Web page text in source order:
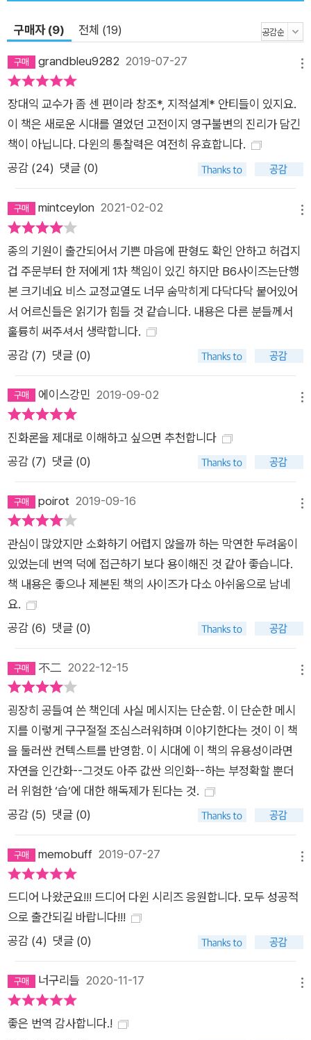
한 노력은 『종의 기원』 마지막 문장에서 살펴볼 수 있다. 처음에
몇몇 또는 하나의 형태로 숨결이 불어넣어진 생명이 불변의 중력
법칙에 따라 이 행성이 회전하는 동안 여러 가지 힘을 통해 그토
록 단순한 시작에서부터 가장 아름답고 경이로우며 한계가 없는
형태로 전개되어 왔고 지금도 전개되고 있다는, 생명에 대한 이런
시각에는 장엄함이 깃들어 있다. 수많은 진화론 책에서 인용되는
이 문장에서 ‘전개되다.’라고 번역되어 있는 원래 단어는 evoluti
on의 동사형인 evolve다. 『종의 기원』 초판에서 단 한 번, 그것
도 마지막 단어로 사용되고 있다. 우리나라에서 기존에 출간된 수
많은 판본들이 이 단어를 ‘진화’로 번역했다. 심지어 초판을 번역
한 판본도 그렇게 번역했다. 하지만 장대익 교수는 이것을 다윈의
원래 뜻을 따라 ‘전개’로 바로잡았다. 이 외에도 ‘생존 경쟁’으로
번역되던 struggle for existence를 ‘생존 투쟁’으로, 번역자마
다 온갖 다른 방식으로 번역되던 descent with modification를
‘변화를 동반한 계승’으로 다듬어 내는 등 진화학계의 정합적인
용어 사용을 위한 기초를 닦았다. 뿐만 아니라 다윈의 원문을 최
대한 훼손하지 않으면서, 우리말 독자들이 다윈의 뜻을 정확하게
파악할 수 있도록 문장들을 다듬었다. 이런 의미에서 이 책은 우
우리말 정본(定本)이라고 할 수 있다. 인류 역사상 가장 위대한
아이디어, 자연 선택을 통한 진화 그 장엄한 사상의 조용한 탄생
에서 출간된 『종의 기원』은 다윈 선집이라고 할 수 있는 「드디어
다윈」 시리즈의 한 권이다. 최재천 이화여대 석좌 교수를 대표로
진화 심리학자 전중환, 출판인 주일우, 진화 경제학자 최정규가
회원으로 있는 다윈 포럼이 기획하고 준비하고 있는 「드디어 다
윈」 시리즈는 『종의 기원』, 『인간의 유래와 성선택』, 『인간과 동물
의 감정 표현』 같은 다윈의 원전들과 한국 진화 생물학을 대표하
는 연구자들이라고 할 다윈 포럼 회원들의 다윈 또는 다윈주의 관
련 도서들로 이루어질 예정입니다. 이번에 출간된 『종의 기원』에
이어 올해 가을 김성한 전주교대 교수 번역의 『인간과 동물의 감
정 표현』이 출간될 예정이고, 올해 겨울에는 하버드 부부 교수인
피터 크랜트와 로즈메리 그랜트, 리처드 도킨스, 에드워드 윌슨,
스티븐 핑커 등 세계적인 진화학자들을 최재천 교수가 직접 인터
뷰하고 정리한 『다윈의 사도들』 등이 출간될 예정이다. 그리고 다
윈 포럼과 함께 (주)사이언스북스에서는 2019년 하반기부터 강
연회, 북 콘서트 등 다양한 다윈 관련 행사를 진행할 예정이다. 장
대익 서울대 교수가 번역하고 최재천 이화여대 에코 과학부 교수
가 이끈 다윈 포럼이 기획하고 감수한 한국 진화 생물학계의 역량
을 결집한 최초의 다윈 선집 「드디어 다윈」 시리즈 그 첫 번째 책!
당히 무지하다는 점을 감안할 때, 종 및 변종의 기원에 대해 설명
하지 못하는 부분이 아직 많이 남아 있다는 사실은 그리 놀라운
일이 아니다. 왜 어떤 종은 넓은 영역에 걸쳐 많은 수로 분포하는
반면, 가까운 관계인 다른 종은 좁은 영역에서 드물게 존재하는지
당히 중요하다. 왜냐하면, 그것은 현존하는 모든 생명체의 안녕
정하기 때문이다. 더욱이 우리는 과거의 여러 지질 시대 동안에
생존했던 수많은 생명체의 상호 관계에 대해서는 훨씬 더 무지하
다. 많은 부분이 분명하지 않은 채로 남아 있고 앞으로도 그럴 것
구매자 (9) 전체 (19)
grandbleu9282 2019-07-27
장대익 교수가 좀 센 편이라 창조*, 지적설계* 안티들이 있지요.
이 책은 새로운 시대를 열었던 고전이지 영구불변의 진리가 담긴
책이 아닙니다. 다윈의 통찰력은 여전히 유효합니다.
공감 (24) 댓글 (0)
mintceylon 2021-02-02
종의 기원이 출간되어서 기쁜 마음에 판형도 확인 안하고 허겁지
겁 주문부터 한 저에게 1차 책임이 있긴 하지만 B6사이즈는단행
본 크기네요 비스 교정교열도 너무 숨막히게 다닥다닥 붙어있어
서 어르신들은 읽기가 힘들 것 같습니다. 내용은 다른 분들께서
훌륭히 써주셔서 생략합니다.
공감 (7) 댓글 (0)
에이스강민 2019-09-02
진화론을 제대로 이해하고 싶으면 추천합니다
공감 (7) 댓글 (0)
poirot 2019-09-16
관심이 많았지만 소화하기 어렵지 않을까 하는 막연한 두려움이
있었는데 번역 덕에 접근하기 보다 용이해진 것 같아 좋습니다.
책 내용은 좋으나 제본된 책의 사이즈가 다소 아쉬움으로 남네
요.
공감 (6) 댓글 (0)
不二 2022-12-15
굉장히 공들여 쓴 책인데 사실 메시지는 단순함. 이 단순한 메시
지를 이렇게 구구절절 조심스러워하며 이야기한다는 것이 이 책
을 둘러싼 컨텍스트를 반영함. 이 시대에 이 책의 유용성이라면
자연을 인간화--그것도 아주 값싼 의인화--하는 부정확할 뿐더
러 위험한 ‘습‘에 대한 해독제가 된다는 것.
공감 (5) 댓글 (0)
memobuff 2019-07-27
드디어 나왔군요!!! 드디어 다윈 시리즈 응원합니다. 모두 성공적
으로 출간되길 바랍니다!!!
공감 (4) 댓글 (0)
너구리들 2020-11-17
좋은 번역 감사합니다.!